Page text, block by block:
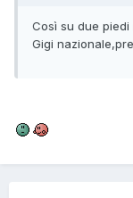
Così su due piedi
Gigi